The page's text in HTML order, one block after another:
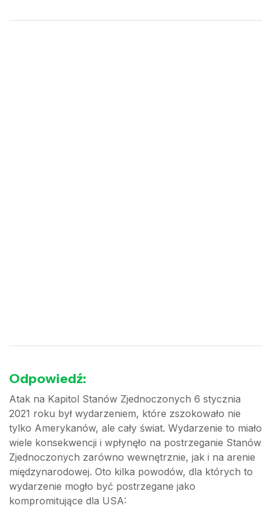
Odpowiedź:
Atak na Kapitol Stanów Zjednoczonych 6 stycznia
2021 roku był wydarzeniem, które zszokowało nie
tylko Amerykanów, ale cały świat. Wydarzenie to miało
wiele konsekwencji i wpłynęło na postrzeganie Stanów
Zjednoczonych zarówno wewnętrznie, jak i na arenie
międzynarodowej. Oto kilka powodów, dla których to
wydarzenie mogło być postrzegane jako
kompromitujące dla USA: